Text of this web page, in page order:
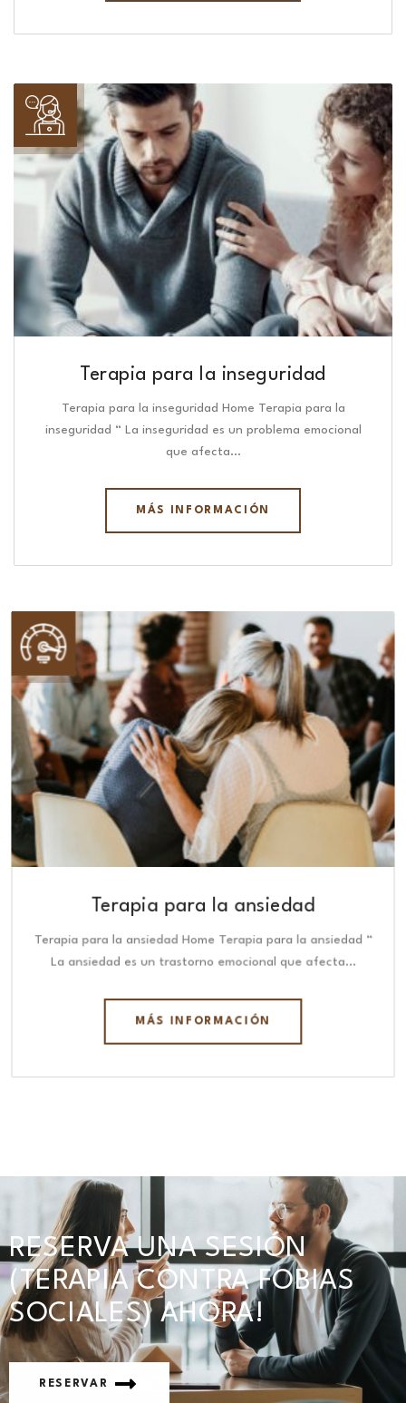
Terapia para la inseguridad
Terapia para la inseguridad Home Terapia para la
inseguridad “ La inseguridad es un problema emocional
que afecta…
MÁS INFORMACIÓN
Terapia para la ansiedad
Terapia para la ansiedad Home Terapia para la ansiedad “
La ansiedad es un trastorno emocional que afecta…
MÁS INFORMACIÓN
RESERVA UNA SESIÓN
(TERAPIA CONTRA FOBIAS
SOCIALES) AHORA!
RESERVAR